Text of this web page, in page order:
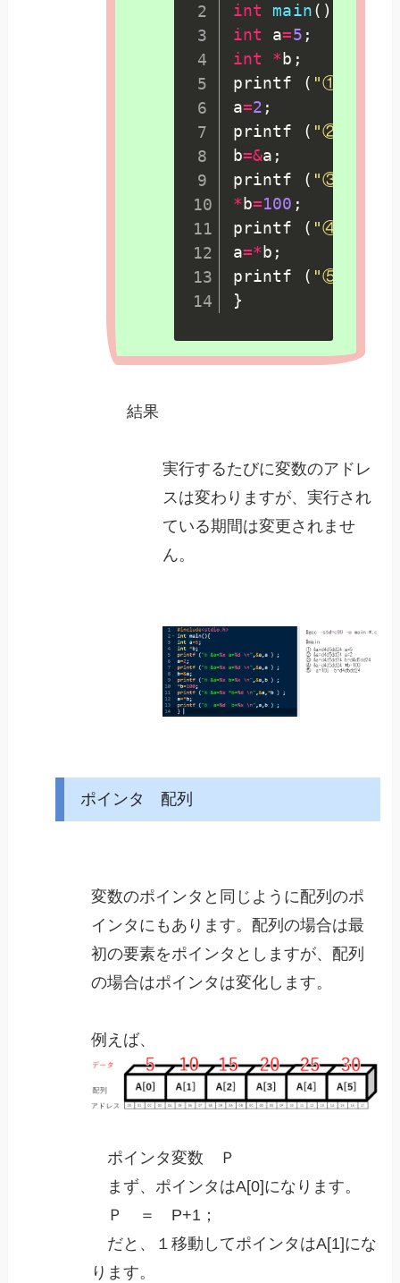
int main( )
int
a=5 ;
int
*b ;
printf
( "① a=%x
a=2 ;
printf
( "② a=%x
b=&a ;
printf
( "③ a=%x
*b=100 ;
printf
( "④ a=%x
a=*b ;
printf
( "⑤ a=%d
}
結果
実行するたびに変数のアドレ
スは変わりますが、実行され
ている期間は変更されませ
ん。
ポインタ 配列
変数のポインタと同じように配列のポ
インタにもあります。配列の場合は最
初の要素をポインタとしますが、配列
の場合はポインタは変化します。
例えば、
ポインタ変数 Ｐ
まず、ポインタはA[0]になります。
Ｐ ＝ P+1；
だと、１移動してポインタはA[1]にな
ります。